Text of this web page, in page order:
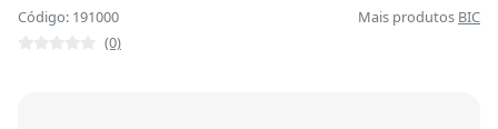
Código: 191000 Mais produtos BIC
(0)